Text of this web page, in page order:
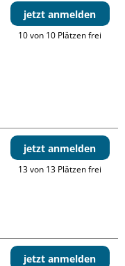
jetzt anmelden
10 von 10 Plätzen frei
jetzt anmelden
13 von 13 Plätzen frei
jetzt anmelden